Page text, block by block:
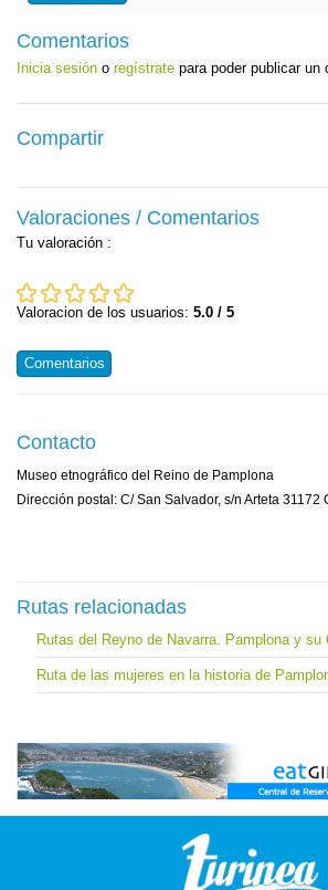
Comentarios
Inicia sesión o regístrate para poder publicar un
Compartir
Valoraciones / Comentarios
Tu valoración :
Valoracion de los usuarios: 5.0 / 5
Comentarios
Contacto
Museo etnográfico del Reino de Pamplona
Dirección postal: C/ San Salvador, s/n Arteta 31172
Rutas relacionadas
Rutas del Reyno de Navarra. Pamplona y su
Ruta de las mujeres en la historia de